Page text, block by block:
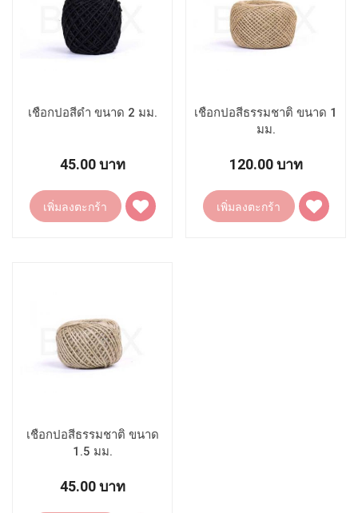
เชือกปอสีดำ ขนาด 2 มม.
45.00 บาท
เพิ่มลงตะกร้า
เพิ่ม
ไป
เชือกปอสีธรรมชาติ ขนาด 1
มม.
120.00 บาท
เพิ่มลงตะกร้า
เพิ่ม
ไป
เชือกปอสีธรรมชาติ ขนาด
1.5 มม.
45.00 บาท